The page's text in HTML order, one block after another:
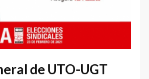
de UTO-UGT